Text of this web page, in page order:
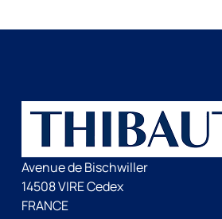
Avenue de Bischwiller
14508 VIRE Cedex
FRANCE